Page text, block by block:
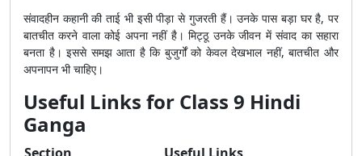
संवादहीन कहानी की ताई भी इसी पीड़ा से गुजरती हैं। उनके पास बड़ा घर है, पर
बातचीत करने वाला कोई अपना नहीं है। मिट्ठू उनके जीवन में संवाद का सहारा
बनता है। इससे समझ आता है कि बुजुर्गों को केवल देखभाल नहीं, बातचीत और
अपनापन भी चाहिए।
Useful Links for Class 9 Hindi
Ganga